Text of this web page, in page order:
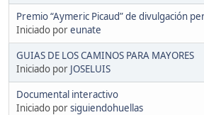
Premio “Aymeric Picaud” de divulgación
Iniciado poreunate
GUIAS DE LOS CAMINOS PARA MAYORES
Iniciado por JOSELUIS
Documental interactivo
Iniciado porsiguiendohuellas